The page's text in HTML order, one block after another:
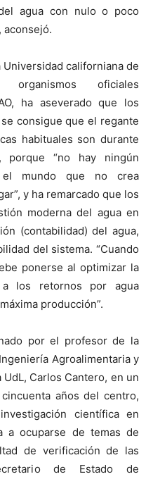
agua con nulo o poco
aconsejó.
californiana de
oficiales
ha aseverado que los
consigue que el regante
habituales son durante
porque “no hay ningún
mundo que no crea
y ha remarcado que los
moderna del agua en
(contabilidad) del agua,
del sistema. “Cuando
ponerse al optimizar la
a los retornos por agua
producción”.
por el profesor de la
Agroalimentaria y
Carlos Cantero, en un
años del centro,
científica en
a ocuparse de temas de
de verificación de las
de Estado de